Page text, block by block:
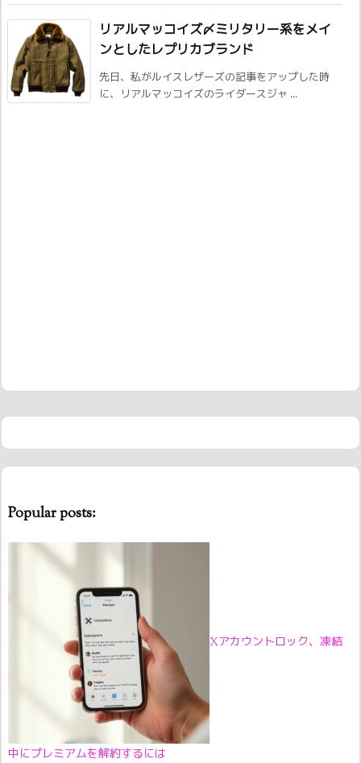
リアルマッコイズ〆ミリタリー系をメイ
ンとしたレプリカブランド
先日、私がルイスレザーズの記事をアップした時
に、リアルマッコイズのライダースジャ ...
Popular posts:
Xアカウントロック、凍結
中にプレミアムを解約するには